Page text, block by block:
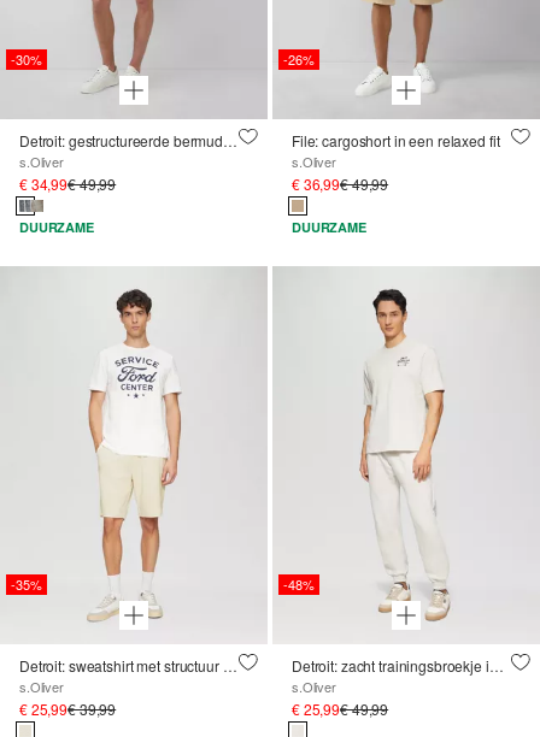
-30%
Detroit: gestructureerde bermuda in een relaxed fit
s.Oliver
€ 34,99€ 49,99
DUURZAME
-26%
File: cargoshort in een relaxed fit
s.Oliver
€ 36,99€ 49,99
DUURZAME
-35%
Detroit: sweatshirt met structuur Bermuda's in een relaxte pasvorm
s.Oliver
€ 25,99€ 39,99
-48%
Detroit: zacht trainingsbroekje in een relaxte pasvorm
s.Oliver
€ 25,99€ 49,99